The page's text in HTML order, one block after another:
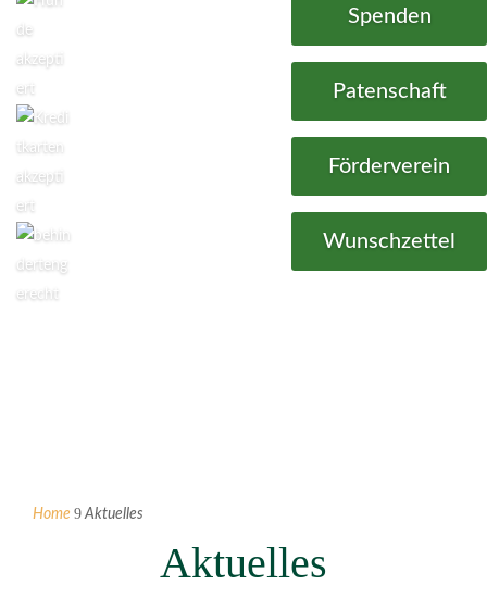
Spenden
Patenschaft
Förderverein
Wunschzettel
Home 9 Aktuelles
Aktuelles